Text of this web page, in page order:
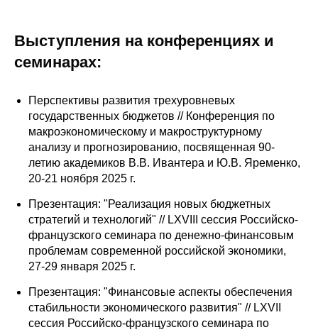
Выступления на конференциях и
семинарах:
Перспективы развития трехуровневых
государственных бюджетов // Конференция по
макроэкономическому и макроструктурному
анализу и прогнозированию, посвященная 90-
летию академиков В.В. Ивантера и Ю.В. Яременко,
20-21 ноября 2025 г.
Презентация: "Реализация новых бюджетных
стратегий и технологий" // LXVIII сессия Российско-
французского семинара по денежно-финансовым
проблемам современной российской экономики,
27-29 января 2025 г.
Презентация: "Финансовые аспекты обеспечения
стабильности экономического развития" // LXVII
сессия Российско-французского семинара по